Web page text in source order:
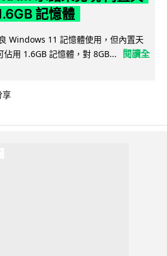
記憶體
Windows 11 記憶體使用，但內置天
用 1.6GB 記憶體，對 8GB...
閱讀全
享